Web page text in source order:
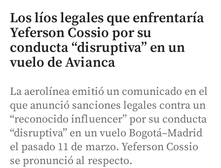
Los líos legales que enfrentaría
Yeferson Cossio por su
conducta “disruptiva” en un
vuelo de Avianca
La aerolínea emitió un comunicado en el
que anunció sanciones legales contra un
“reconocido influencer” por su conducta
“disruptiva” en un vuelo Bogotá–Madrid
el pasado 11 de marzo. Yeferson Cossio
se pronunció al respecto.